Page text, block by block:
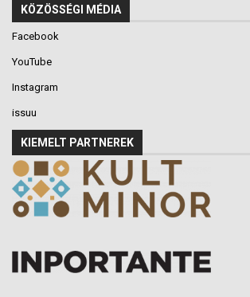
KÖZÖSSÉGI MÉDIA
Facebook
YouTube
Instagram
issuu
KIEMELT PARTNEREK